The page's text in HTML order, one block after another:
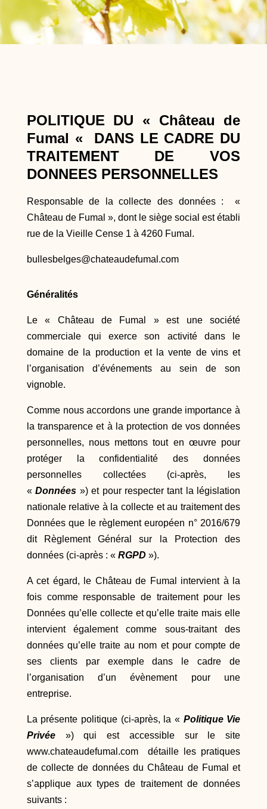
POLITIQUE DU « Château de
Fumal « DANS LE CADRE DU
TRAITEMENT DE VOS
DONNEES PERSONNELLES
Responsable de la collecte des données : «
Château de Fumal », dont le siège social est établi
rue de la Vieille Cense 1 à 4260 Fumal.
bullesbelges@chateaudefumal.com
Généralités
Le « Château de Fumal » est une société
commerciale qui exerce son activité dans le
domaine de la production et la vente de vins et
l’organisation d’événements au sein de son
vignoble.
Comme nous accordons une grande importance à
la transparence et à la protection de vos données
personnelles, nous mettons tout en œuvre pour
protéger la confidentialité des données
personnelles collectées (ci-après, les
«Données ») et pour respecter tant la législation
nationale relative à la collecte et au traitement des
Données que le règlement européen n° 2016/679
dit Règlement Général sur la Protection des
données (ci-après : « RGPD »).
A cet égard, le Château de Fumal intervient à la
fois comme responsable de traitement pour les
Données qu’elle collecte et qu’elle traite mais elle
intervient également comme sous-traitant des
données qu’elle traite au nom et pour compte de
ses clients par exemple dans le cadre de
l’organisation d’un évènement pour une
entreprise.
La présente politique (ci-après, la « Politique Vie
Privée») qui est accessible sur le site
www.chateaudefumal.com détaille les pratiques
de collecte de données du Château de Fumal et
s’applique aux types de traitement de données
suivants :